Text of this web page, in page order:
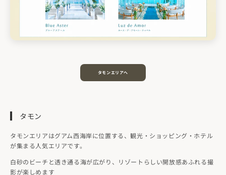
タモンエリアへ
タモン
タモンエリアはグアム西海岸に位置する、観光・ショッピング・ホテル
が集まる人気エリアです。
白砂のビーチと透き通る海が広がり、リゾートらしい開放感あふれる撮
影が楽しめます